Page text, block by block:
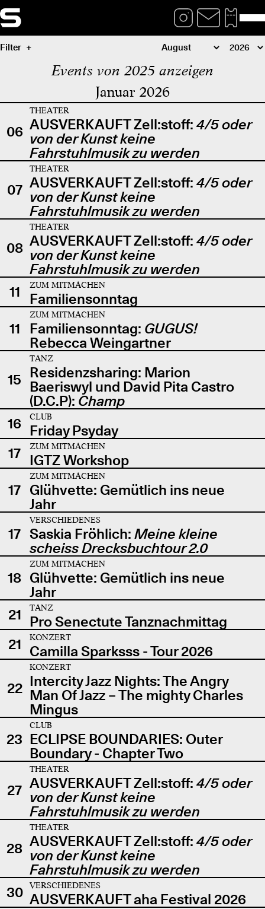
Filter
Events von 2025 anzeigen
Januar 2026
06
THEATER
AUSVERKAUFT Zell:stoff: 4/5 oder
von der Kunst keine
Fahrstuhlmusik zu werden
07
THEATER
AUSVERKAUFT Zell:stoff: 4/5 oder
von der Kunst keine
Fahrstuhlmusik zu werden
08
THEATER
AUSVERKAUFT Zell:stoff: 4/5 oder
von der Kunst keine
Fahrstuhlmusik zu werden
11
ZUM MITMACHEN
Familiensonntag
11
ZUM MITMACHEN
Familiensonntag: GUGUS!
Rebecca Weingartner
15
TANZ
Residenzsharing: Marion
Baeriswyl und David Pita Castro
(D.C.P): Champ
16
CLUB
Friday Psyday
17
ZUM MITMACHEN
IGTZ Workshop
17
ZUM MITMACHEN
Glühvette: Gemütlich ins neue
Jahr
17
VERSCHIEDENES
Saskia Fröhlich: Meine kleine
scheiss Drecksbuchtour 2.0
18
ZUM MITMACHEN
Glühvette: Gemütlich ins neue
Jahr
21
TANZ
Pro Senectute Tanznachmittag
21
KONZERT
Camilla Sparksss - Tour 2026
22
KONZERT
Intercity Jazz Nights: The Angry
Man Of Jazz – The mighty Charles
Mingus
23
CLUB
ECLIPSE BOUNDARIES: Outer
Boundary - Chapter Two
27
THEATER
AUSVERKAUFT Zell:stoff: 4/5 oder
von der Kunst keine
Fahrstuhlmusik zu werden
28
THEATER
AUSVERKAUFT Zell:stoff: 4/5 oder
von der Kunst keine
Fahrstuhlmusik zu werden
30
VERSCHIEDENES
AUSVERKAUFT aha Festival 2026